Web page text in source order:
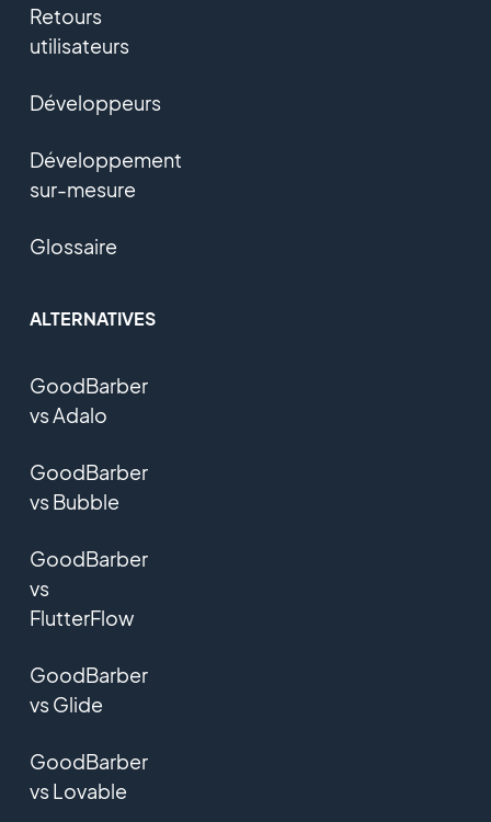
Retours
utilisateurs
Développeurs
Développement
sur-mesure
Glossaire
ALTERNATIVES
GoodBarber
vs Adalo
GoodBarber
vs Bubble
GoodBarber
vs
FlutterFlow
GoodBarber
vs Glide
GoodBarber
vs Lovable